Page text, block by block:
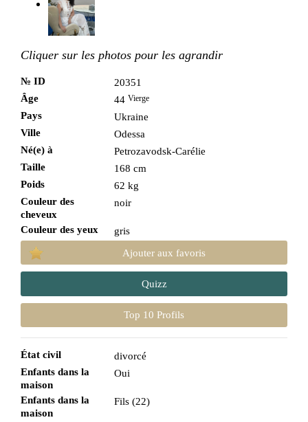
Cliquer sur les photos pour les agrandir
№ ID
20351
Âge
44 Vierge
Pays
Ukraine
Ville
Odessa
Né(e) à
Petrozavodsk-Carélie
Taille
168 cm
Poids
62 kg
Couleur des
cheveux
noir
Couleur des yeux
gris
Ajouter aux favoris
Quizz
Top 10 Profils
État civil
divorcé
Enfants dans la
maison
Oui
Enfants dans la
maison
Fils (22)